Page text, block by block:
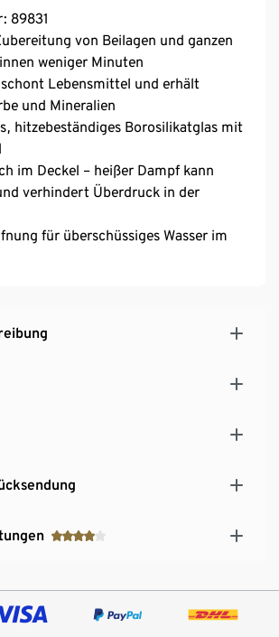
89831
von Beilagen und ganzen
weniger Minuten
Lebensmittel und erhält
und Mineralien
hitzebeständiges Borosilikatglas mit
im Deckel – heißer Dampf kann
verhindert Überdruck in der
für überschüssiges Wasser im